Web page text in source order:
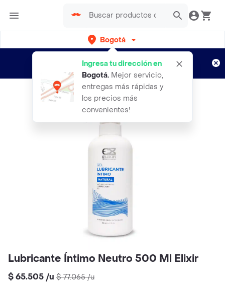
Bogotá
Ingresa tu dirección en
Bogotá. Mejor servicio,
entregas más rápidas y
los precios más
convenientes!
envíos gratis por semanas
Aplican TyC
Lubricante Íntimo Neutro 500 Ml Elixir
$ 65.505 /u $ 77.065/u